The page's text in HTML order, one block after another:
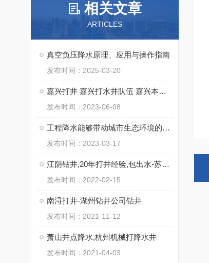
相关文章
ARTICLES
真空负压降水原理、应用与操作指南
发布时间：2025-03-20
嘉兴打井 嘉兴打水井队伍 嘉兴本地打水井钻井队
发布时间：2023-06-08
工程降水能够带动城市生态环境的优化
发布时间：2023-03-17
江阴钻井,20年打井经验,包出水-苏州通泉钻井工程有限公司
发布时间：2022-02-15
南浔打井-湖州钻井公司钻井
发布时间：2021-11-12
萧山井点降水,杭州机械打降水井
发布时间：2021-04-03